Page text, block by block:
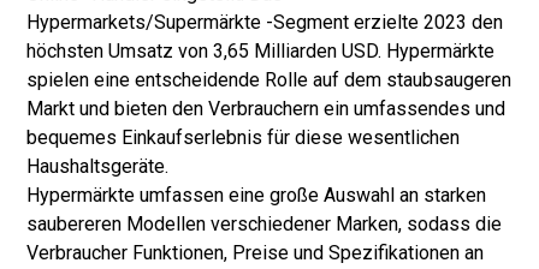
Hypermarkets/Supermärkte -Segment erzielte 2023 den
höchsten Umsatz von 3,65 Milliarden USD. Hypermärkte
spielen eine entscheidende Rolle auf dem staubsaugeren
Markt und bieten den Verbrauchern ein umfassendes und
bequemes Einkaufserlebnis für diese wesentlichen
Haushaltsgeräte.
Hypermärkte umfassen eine große Auswahl an starken
saubereren Modellen verschiedener Marken, sodass die
Verbraucher Funktionen, Preise und Spezifikationen an